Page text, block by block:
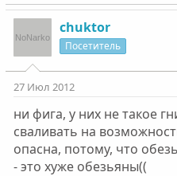
chuktor
Посетитель
27 Июл 2012
ни фига, у них не такое
сваливать на
опасна, потому, что
- это хуже обезьяны((